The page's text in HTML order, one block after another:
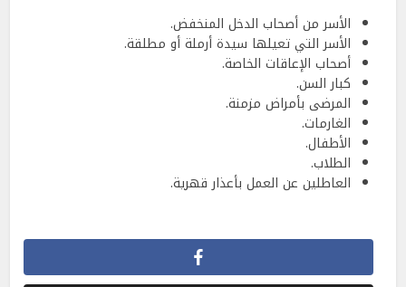
الأسر من أصحاب الدخل المنخفض.
الأسر التي تعيلها سيدة أرملة أو مطلقة.
أصحاب الإعاقات الخاصة.
كبار السن.
المرضى بأمراض مزمنة.
الغارمات.
الأطفال.
الطلاب.
العاطلين عن العمل بأعذار قهرية.